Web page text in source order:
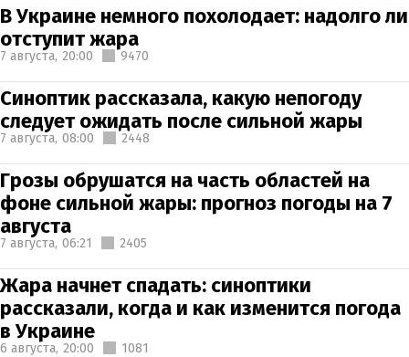
В Украине немного похолодает: надолго ли
отступит жара
7 августа, 20:00 9470
Синоптик рассказала, какую непогоду
следует ожидать после сильной жары
7 августа, 08:00 2448
Грозы обрушатся на часть областей на
фоне сильной жары: прогноз погоды на 7
августа
7 августа, 06:21 2405
Жара начнет спадать: синоптики
рассказали, когда и как изменится погода
в Украине
6 августа, 20:00 1081